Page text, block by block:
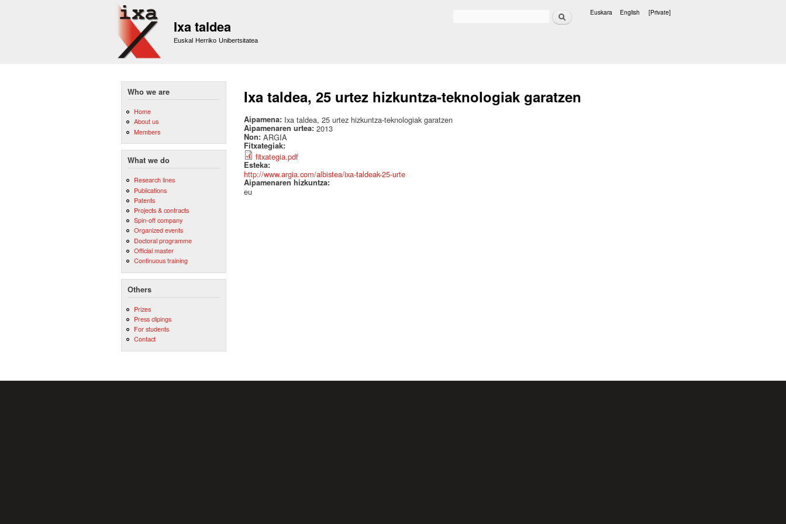
Ixa taldea
Euskal Herriko Unibertsitatea
Search Euskara English [Private]
Who we are
Home
About us
Members
What we do
Research lines
Publications
Patents
Projects & contracts
Spin-off company
Organized events
Doctoral programme
Official master
Continuous training
Others
Prizes
Press clipings
For students
Contact
Ixa taldea, 25 urtez hizkuntza-teknologiak garatzen
Aipamena: Ixa taldea, 25 urtez hizkuntza-teknologiak garatzen
Aipamenaren urtea: 2013
Non: ARGIA
Fitxategiak:
fitxategia.pdf
Esteka:
http://www.argia.com/albistea/ixa-taldeak-25-urte
Aipamenaren hizkuntza:
eu